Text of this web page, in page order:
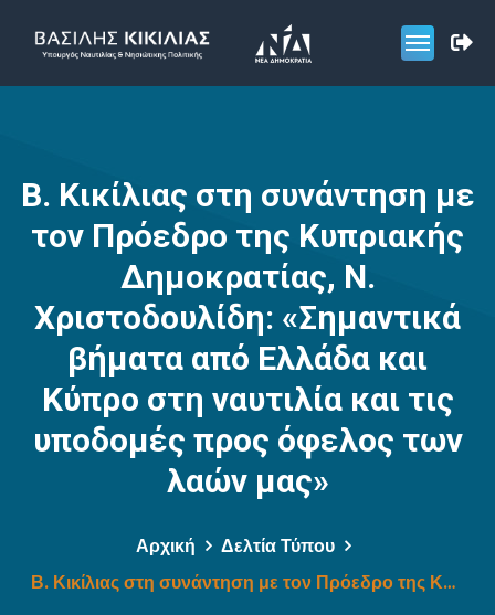
Β. Κικίλιας στη συνάντηση με
τον Πρόεδρο της Κυπριακής
Δημοκρατίας, Ν.
Χριστοδουλίδη: «Σημαντικά
βήματα από Ελλάδα και
Κύπρο στη ναυτιλία και τις
υποδομές προς όφελος των
λαών μας»
Αρχική
Δελτία Τύπου
Β. Κικίλιας στη συνάντηση με τον Πρόεδρο της Κυπριακής Δημοκρατίας, Ν. Χριστοδουλίδη: «Σημαντικά βήματα από Ελλάδα και Κύπρο στη ναυτιλία και τις υποδομές προς όφελος των λαών μας»